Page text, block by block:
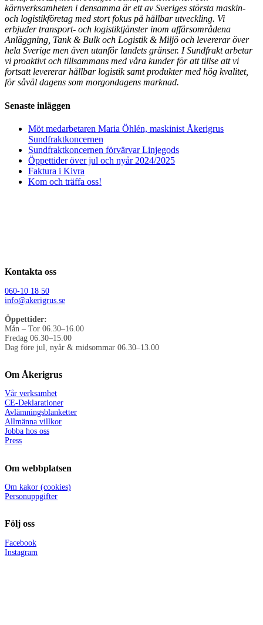
kärnverksamheten i densamma är ett av Sveriges största maskin-
och logistikföretag med stort fokus på hållbar utveckling. Vi
erbjuder transport- och logistiktjänster inom affärsområdena
Anläggning, Tank & Bulk och Logistik & Miljö och levererar över
hela Sverige men även utanför landets gränser. I Sundfrakt arbetar
vi proaktivt och tillsammans med våra kunder för att tillse att vi
fortsatt levererar hållbar logistik samt produkter med hög kvalitet,
för såväl dagens som morgondagens marknad.
Senaste inläggen
Möt medarbetaren Maria Öhlén, maskinist Åkerigrus
Sundfraktkoncernen
Sundfraktkoncernen förvärvar Linjegods
Öppettider över jul och nyår 2024/2025
Faktura i Kivra
Kom och träffa oss!
Kontakta oss
060-10 18 50
info@akerigrus.se
Öppettider:
Mån – Tor 06.30–16.00
Fredag 06.30–15.00
Dag före jul, nyår & midsommar 06.30–13.00
Om Åkerigrus
Vår verksamhet
CE-Deklarationer
Avlämningsblanketter
Allmänna villkor
Jobba hos oss
Press
Om webbplatsen
Om kakor (cookies)
Personuppgifter
Följ oss
Facebook
Instagram